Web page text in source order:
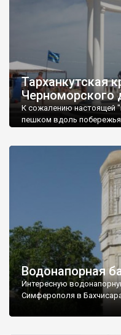
Тарханкутская
Черноморского
К сожалению настоящей
пешком вдоль
Водонапорная
Интересную
Симферополя в